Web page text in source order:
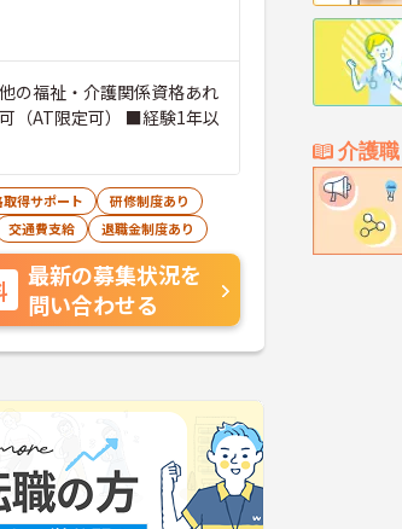
介護
の福祉・介護関係資格あれ
（AT限定可） ■経験1年以
取得サポート
研修制度あり
交通費支給 退職金制度あり
最新の募集状況を
問い合わせる